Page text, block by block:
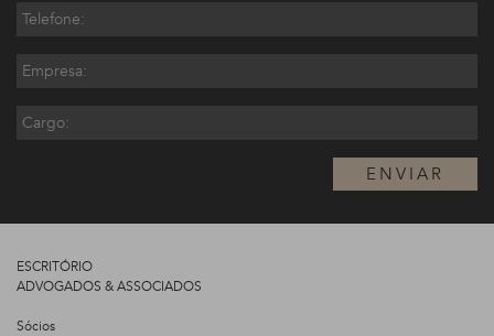
ENVIAR
ESCRITÓRIO
ADVOGADOS & ASSOCIADOS
Sócios